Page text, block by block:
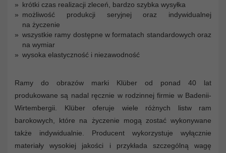
krótki czas realizacji zleceń, bardzo szybka wysyłka
możliwość produkcji seryjnej oraz indywidualnej
na życzenie
wszystkie ramy dostępne w formatach standardowych oraz
na wymiar
wysoka elastyczność i niezawodność
Ramy do obrazów marki Klüber od ponad 40 lat
produkowane są nadal ręcznie w rodzinnej firmie w Badenii-
Wirtembergii. Klüber oferuje wiele różnych listw ram
barokowych, które na życzenie mogą zostać wykonywane
także indywidualnie. Producent wykorzystuje wyłącznie
materiały wysokiej jakości i przykłada szczególną wagę